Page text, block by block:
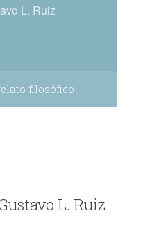
L. Ruiz
filosófico
L. Ruiz